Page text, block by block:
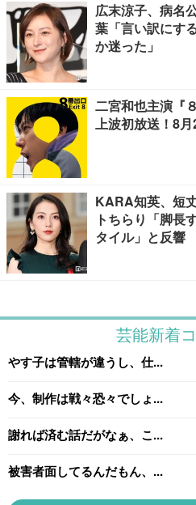
広末涼子、病名
葉「言い訳にす
か迷った」
二宮和也主演『
上波初放送！8
KARA知英、短
トちらり「脚長
タイル」と反響